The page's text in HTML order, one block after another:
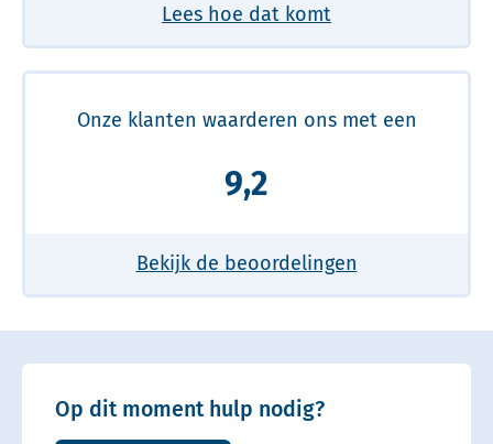
Lees hoe dat komt
Onze klanten waarderen ons met een
9,2
Bekijk de beoordelingen
Op dit moment hulp nodig?